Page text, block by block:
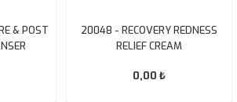
& POST
20048 - RECOVERY REDNESS
RELIEF CREAM
0,00 ₺